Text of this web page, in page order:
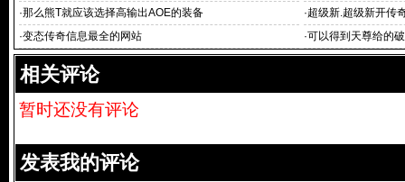
迷失传奇网
·那么熊T就应该选择高输出AOE的装备 ·超级新.超级新开传
供变态传
·变态传奇信息最全的网站 ·可以得到天尊给的
相关评论
暂时还没有评论
发表我的评论